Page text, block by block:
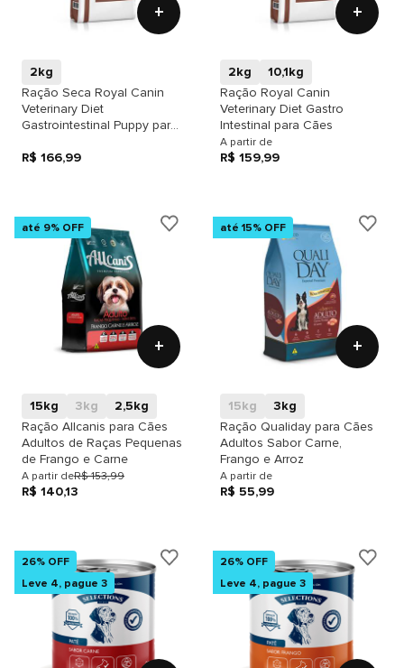
+
2kg
Ração Seca Royal Canin
Veterinary Diet
Gastrointestinal Puppy para
Sensibilidades
R$ 166,99
+
2kg
10,1kg
Ração Royal Canin
Veterinary Diet Gastro
Intestinal para Cães
A partir de
R$ 159,99
até 9% OFF
+
15kg 3kg
2,5kg
Ração Allcanis para Cães
Adultos de Raças Pequenas
de Frango e Carne
A partir deR$ 153,99
R$ 140,13
até 15% OFF
+
15kg
3kg
Ração Qualiday para Cães
Adultos Sabor Carne,
Frango e Arroz
A partir de
R$ 55,99
26% OFF
Leve 4, pague 3
26% OFF
Leve 4, pague 3